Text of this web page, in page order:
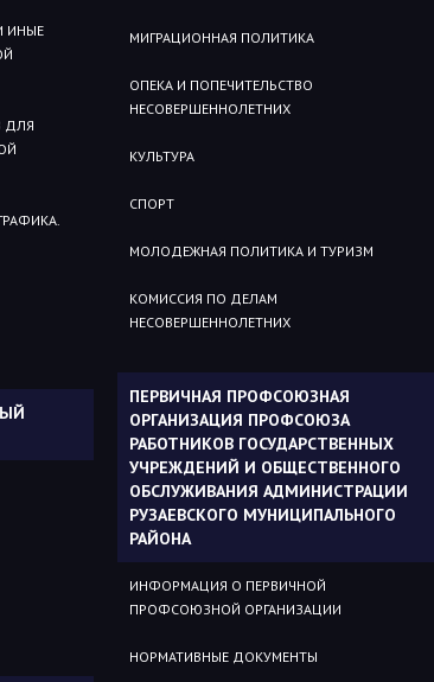
ИНЫЕ
ДЛЯ
МИГРАЦИОННАЯ ПОЛИТИКА
ОПЕКА И ПОПЕЧИТЕЛЬСТВО
НЕСОВЕРШЕННОЛЕТНИХ
КУЛЬТУРА
СПОРТ
МОЛОДЕЖНАЯ ПОЛИТИКА И ТУРИЗМ
КОМИССИЯ ПО ДЕЛАМ
НЕСОВЕРШЕННОЛЕТНИХ
ПЕРВИЧНАЯ ПРОФСОЮЗНАЯ
ОРГАНИЗАЦИЯ ПРОФСОЮЗА
РАБОТНИКОВ ГОСУДАРСТВЕННЫХ
УЧРЕЖДЕНИЙ И ОБЩЕСТВЕННОГО
ОБСЛУЖИВАНИЯ АДМИНИСТРАЦИИ
РУЗАЕВСКОГО МУНИЦИПАЛЬНОГО
РАЙОНА
ИНФОРМАЦИЯ О ПЕРВИЧНОЙ
ПРОФСОЮЗНОЙ ОРГАНИЗАЦИИ
НОРМАТИВНЫЕ ДОКУМЕНТЫ